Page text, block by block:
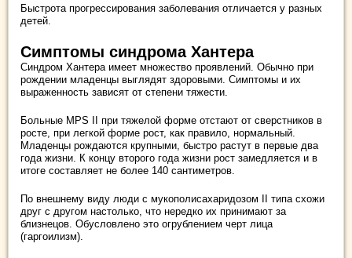
Быстрота прогрессирования заболевания отличается у разных
детей.
Симптомы синдрома Хантера
Синдром Хантера имеет множество проявлений. Обычно при
рождении младенцы выглядят здоровыми. Симптомы и их
выраженность зависят от степени тяжести.
Больные MPS II при тяжелой форме отстают от сверстников в
росте, при легкой форме рост, как правило, нормальный.
Младенцы рождаются крупными, быстро растут в первые два
года жизни. К концу второго года жизни рост замедляется и в
итоге составляет не более 140 сантиметров.
По внешнему виду люди с мукополисахаридозом II типа схожи
друг с другом настолько, что нередко их принимают за
близнецов. Обусловлено это огрублением черт лица
(гаргоилизм).